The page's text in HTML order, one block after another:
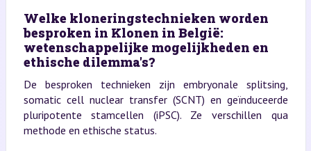
Welke kloneringstechnieken worden
besproken in Klonen in België:
wetenschappelijke mogelijkheden en
ethische dilemma's?
De besproken technieken zijn embryonale splitsing,
somatic cell nuclear transfer (SCNT) en geïnduceerde
pluripotente stamcellen (iPSC). Ze verschillen qua
methode en ethische status.